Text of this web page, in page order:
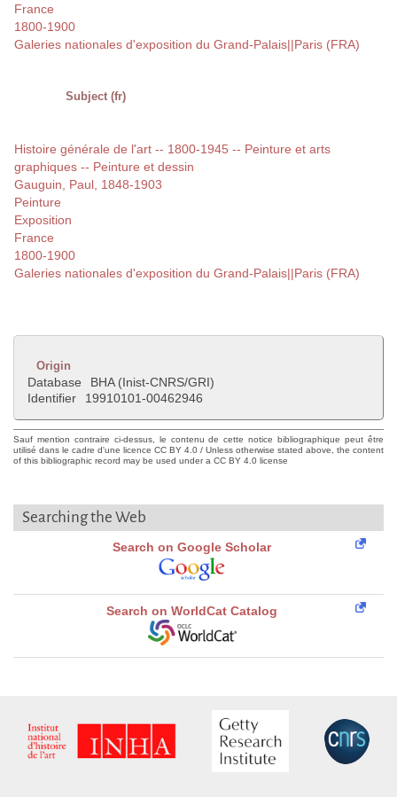
France
1800-1900
Galeries nationales d'exposition du Grand-Palais||Paris (FRA)
Subject (fr)
Histoire générale de l'art -- 1800-1945 -- Peinture et arts
graphiques -- Peinture et dessin
Gauguin, Paul, 1848-1903
Peinture
Exposition
France
1800-1900
Galeries nationales d'exposition du Grand-Palais||Paris (FRA)
Origin
Database
BHA (Inist-CNRS/GRI)
Identifier
19910101-00462946
Sauf mention contraire ci-dessus, le contenu de cette notice bibliographique peut être
utilisé dans le cadre d'une licence CC BY 4.0 / Unless otherwise stated above, the content
of this bibliographic record may be used under a CC BY 4.0 license
Searching the Web
Search on Google Scholar
Search on WorldCat Catalog